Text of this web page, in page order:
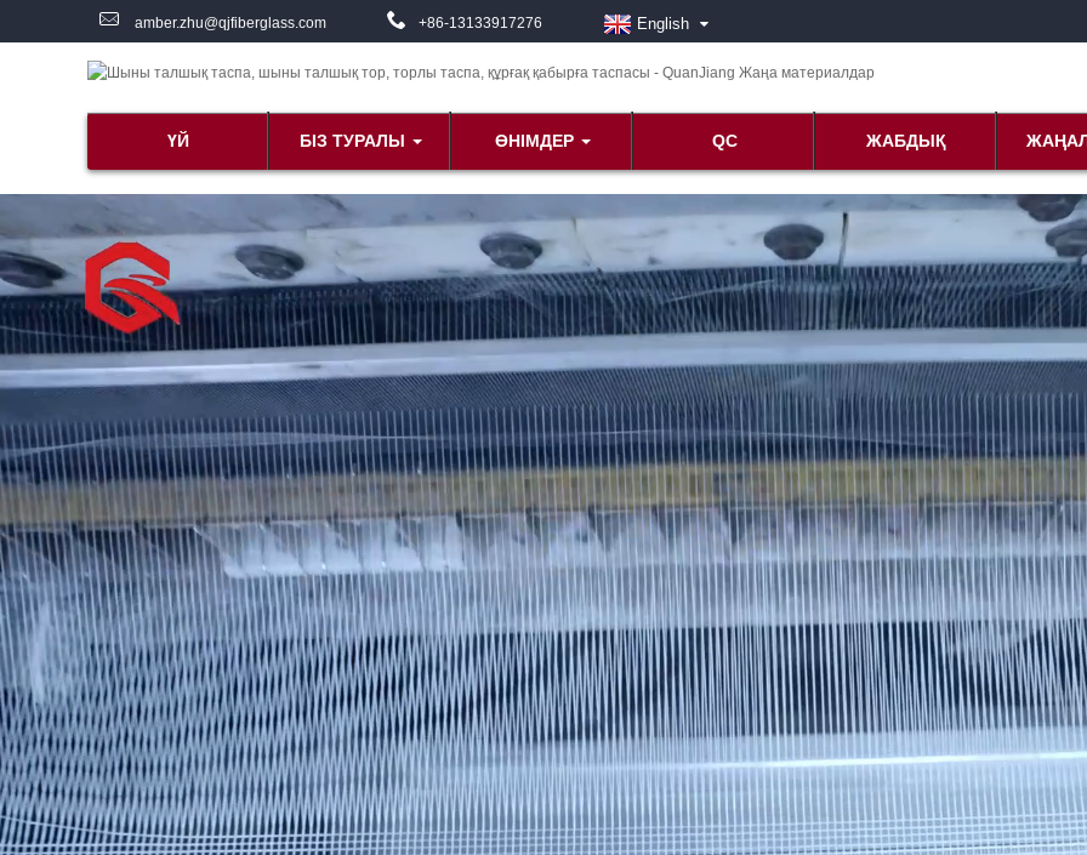
+86-13133917276
amber.zhu@qjfiberglass.com English
ҮЙ БІЗ ТУРАЛЫ ӨНІМДЕР QC ЖАБДЫҚ